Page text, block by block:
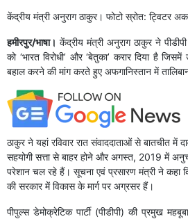
केंद्रीय मंत्री अनुराग ठाकुर। फोटो स्रोत: ट्विटर
हमीरपुर/भाषा। केंद्रीय मंत्री अनुराग ठाकुर ने
को ‘भारत विरोधी’ और ‘बेतुका’ करार दिया है
बहाल करने की मांग करते हुए अफगानिस्तान में
ठाकुर ने यहां रविवार रात संवाददाताओं से बातचीत में
सहयोगी सत्ता से बाहर होने और अगस्त, 2019 में
परेशान चल रहे हैं। सूचना एवं प्रसारण मंत्री ने कहा
की सरकार में विकास के मार्ग पर अग्रसर हैं।
पीपुल्स डेमोक्रेटिक पार्टी (पीडीपी) की प्रमुख